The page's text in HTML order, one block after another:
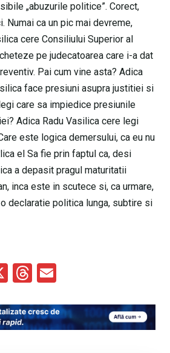
„abuzurile politice”. Corect,
Numai ca un pic mai devreme,
cere Consiliului Superior al
pe judecatoarea care i-a dat
Pai cum vine asta? Adica
face presiuni asupra justitiei si
care sa impiedice presiunile
Adica Radu Vasilica cere legi
este logica demersului, ca eu nu
el Sa fie prin faptul ca, desi
a depasit pragul maturitatii
inca este in scutece si, ca urmare,
declaratie politica lunga, subtire si
X
T
e
a
ail